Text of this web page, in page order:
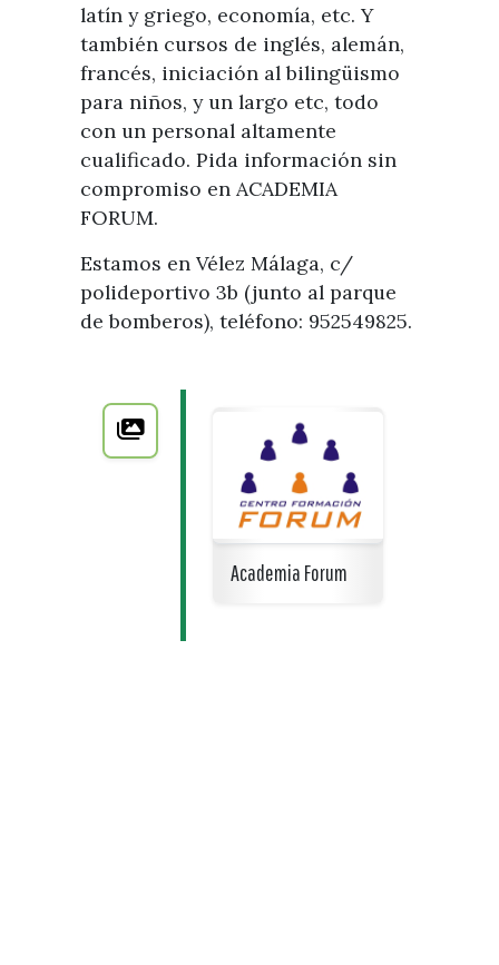
latín y griego, economía, etc. Y
también cursos de inglés, alemán,
francés, iniciación al bilingüismo
para niños, y un largo etc, todo
con un personal altamente
cualificado. Pida información sin
compromiso en ACADEMIA
FORUM.
Estamos en Vélez Málaga, c/
polideportivo 3b (junto al parque
de bomberos), teléfono: 952549825.
Academia Forum